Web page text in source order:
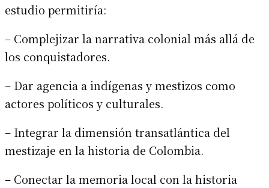
estudio permitiría:
– Complejizar la narrativa colonial más allá de
los conquistadores.
– Dar agencia a indígenas y mestizos como
actores políticos y culturales.
– Integrar la dimensión transatlántica del
mestizaje en la historia de Colombia.
– Conectar la memoria local con la historia